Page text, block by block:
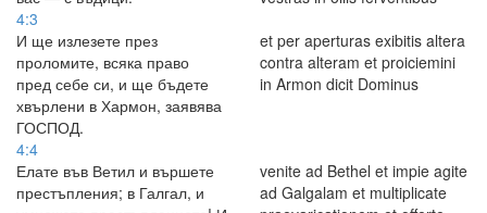
4:3
И ще излезете през
проломите, всяка право
пред себе си, и ще бъдете
хвърлени в Хармон, заявява
ГОСПОД.
et per aperturas exibitis altera
contra alteram et proiciemini
in Armon dicit Dominus
4:4
Елате във Ветил и вършете
престъпления; в Галгал, и
venite ad Bethel et impie agite
ad Galgalam et multiplicate